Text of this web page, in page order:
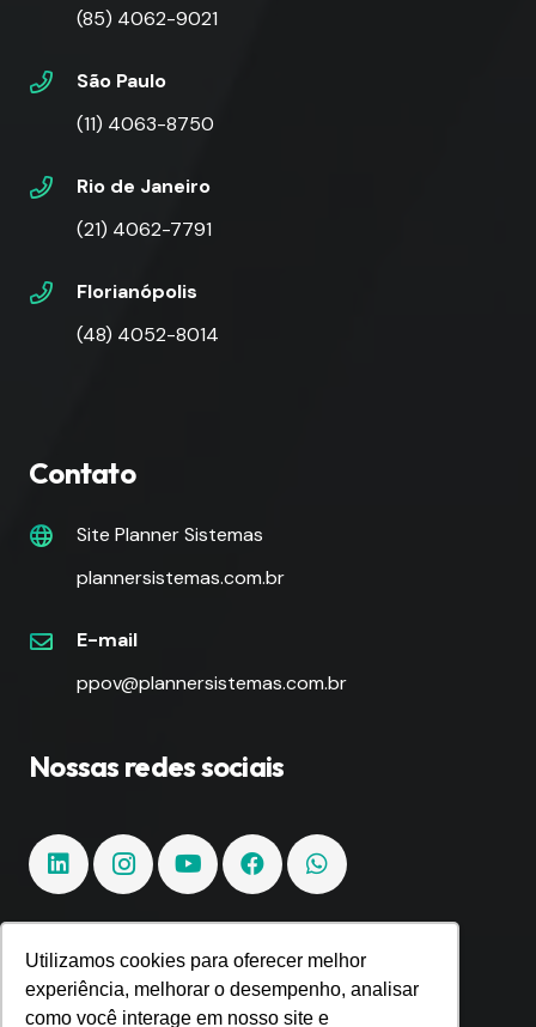
Utilizamos cookies para oferecer melhor
experiência, melhorar o desempenho, analisar
como você interage em nosso site e
(85) 4062-9021
São Paulo
(11) 4063-8750
Rio de Janeiro
(21) 4062-7791
Florianópolis
(48) 4052-8014
Contato
Site Planner Sistemas
plannersistemas.com.br
E-mail
ppov@plannersistemas.com.br
Nossas redes sociais
Fique por dentro!